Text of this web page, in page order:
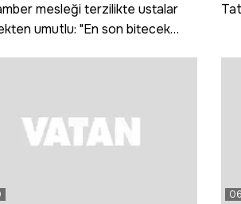
mesleği terzilikte ustalar
umutlu: "En son bitecek